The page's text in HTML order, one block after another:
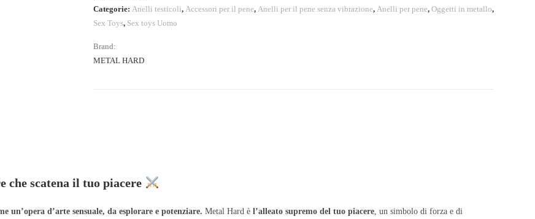
Categorie: Anelli testicoli, Accessori per il pene, Anelli per il pene senza vibrazione, Anelli per pene, Oggetti in metallo,
Sex Toys, Sex toys Uomo
Brand:
METAL HARD
che scatena il tuo piacere
un’opera d’arte sensuale, da esplorare e potenziare. Metal Hard èl’alleato supremo del tuo piacere, un simbolo di forza e di